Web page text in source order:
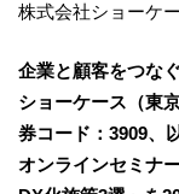
株式会社ショーケ
企業と顧客をつな
ショーケース（東
券コード：3909、
オンラインセミナ